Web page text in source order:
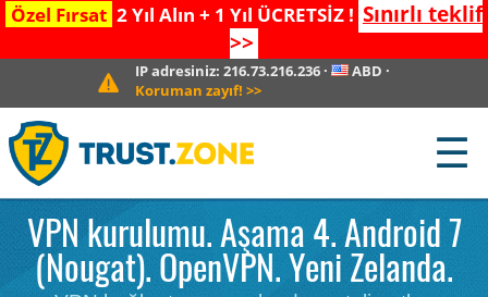
Özel Fırsat 2 Yıl Alın + 1 Yıl ÜCRETSİZ ! Sınırlı teklif
>>
IP adresiniz:216.73.216.236 · ABD ·
Koruman zayıf! >>
☰
VPN kurulumu. Aşama 4. Android 7
(Nougat). OpenVPN. Yeni Zelanda.